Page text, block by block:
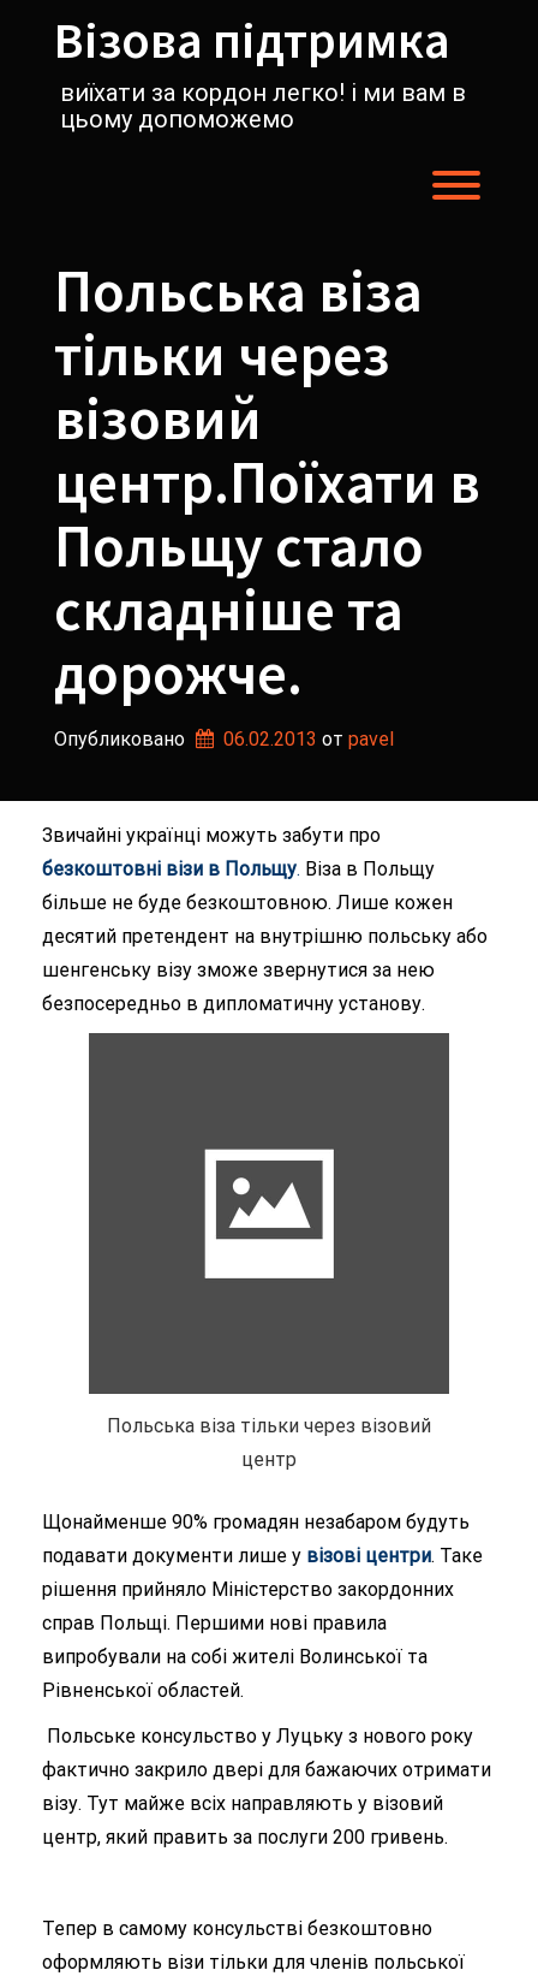
содержимомуВізова підтримка
виїхати за кордон легко! і ми вам в
цьому допоможемо
Польська віза
тільки через
візовий
центр.Поїхати в
Польщу стало
складніше та
дорожче.
Опубликовано 06.02.2013 от pavel
Звичайні українці можуть забути про
безкоштовні візи в Польщу. Віза в Польщу
більше не буде безкоштовною. Лише кожен
десятий претендент на внутрішню польську або
шенгенську візу зможе звернутися за нею
безпосередньо в дипломатичну установу.
Польська віза тільки через візовий
центр
Щонайменше 90% громадян незабаром будуть
подавати документи лише у візові центри. Таке
рішення прийняло Міністерство закордонних
справ Польщі. Першими нові правила
випробували на собі жителі Волинської та
Рівненської областей.
Польське консульство у Луцьку з нового року
фактично закрило двері для бажаючих отримати
візу. Тут майже всіх направляють у візовий
центр, який править за послуги 200 гривень.
Тепер в самому консульстві безкоштовно
оформляють візи тільки для членів польської